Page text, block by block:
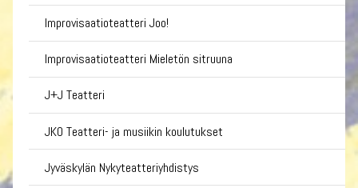
Improvisaatioteatteri Joo!
Improvisaatioteatteri Mieletön sitruuna
J+J Teatteri
JKO Teatteri- ja musiikin koulutukset
Jyväskylän Nykyteatteriyhdistys